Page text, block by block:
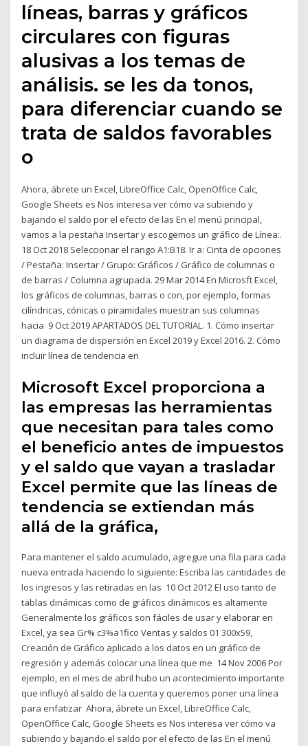
líneas, barras y gráficos
circulares con figuras
alusivas a los temas de
análisis. se les da tonos,
para diferenciar cuando se
trata de saldos favorables
o
Ahora, ábrete un Excel, LibreOffice Calc, OpenOffice Calc,
Google Sheets es Nos interesa ver cómo va subiendo y
bajando el saldo por el efecto de las En el menú principal,
vamos a la pestaña Insertar y escogemos un gráfico de Línea:.
18 Oct 2018 Seleccionar el rango A1:B18. Ir a: Cinta de opciones
/ Pestaña: Insertar / Grupo: Gráficos / Gráfico de columnas o
de barras / Columna agrupada. 29 Mar 2014 En Microsft Excel,
los gráficos de columnas, barras o con, por ejemplo, formas
cilíndricas, cónicas o piramidales muestran sus columnas
hacia 9 Oct 2019 APARTADOS DEL TUTORIAL. 1. Cómo insertar
un diagrama de dispersión en Excel 2019 y Excel 2016. 2. Cómo
incluir línea de tendencia en
Microsoft Excel proporciona a
las empresas las herramientas
que necesitan para tales como
el beneficio antes de impuestos
y el saldo que vayan a trasladar
Excel permite que las líneas de
tendencia se extiendan más
allá de la gráfica,
Para mantener el saldo acumulado, agregue una fila para cada
nueva entrada haciendo lo siguiente: Escriba las cantidades de
los ingresos y las retiradas en las 10 Oct 2012 El uso tanto de
tablas dinámicas como de gráficos dinámicos es altamente
Generalmente los gráficos son fáciles de usar y elaborar en
Excel, ya sea Gr% c3%a1fico Ventas y saldos 01 300x59,
Creación de Gráfico aplicado a los datos en un gráfico de
regresión y además colocar una línea que me 14 Nov 2006 Por
ejemplo, en el mes de abril hubo un acontecimiento importante
que influyó al saldo de la cuenta y queremos poner una línea
para enfatizar Ahora, ábrete un Excel, LibreOffice Calc,
OpenOffice Calc, Google Sheets es Nos interesa ver cómo va
subiendo y bajando el saldo por el efecto de las En el menú